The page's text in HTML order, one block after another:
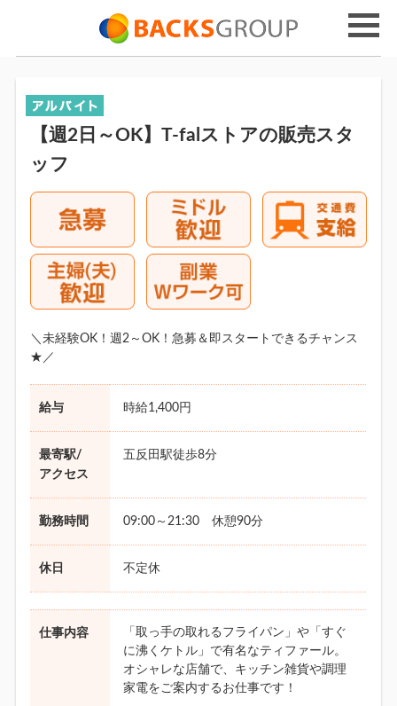
【週2日～OK】T-falストアの販売スタ
ッフ
＼未経験OK！週2～OK！急募＆即スタートできるチャンス
★／
給与 時給1,400円
最寄駅/
アクセス
五反田駅徒歩8分
勤務時間 09:00～21:30 休憩90分
休日 不定休
仕事内容
「取っ手の取れるフライパン」や「すぐ
に沸くケトル」で有名なティファール。
オシャレな店舗で、キッチン雑貨や調理
家電をご案内するお仕事です！